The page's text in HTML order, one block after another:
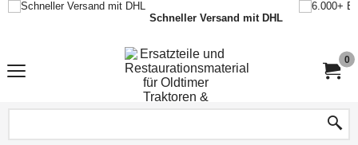
Schneller Versand mit DHL
0